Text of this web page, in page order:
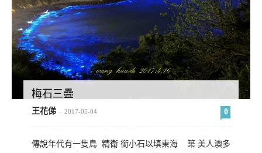
梅石三疊
王花俤 - 2017-05-04 0
傳說年代有一隻鳥 精衛 銜小石以填東海 築 美人澳多